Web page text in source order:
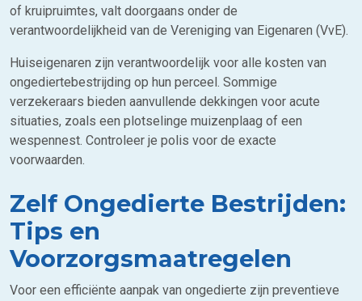
of kruipruimtes, valt doorgaans onder de
verantwoordelijkheid van de Vereniging van Eigenaren (VvE).
Huiseigenaren zijn verantwoordelijk voor alle kosten van
ongediertebestrijding op hun perceel. Sommige
verzekeraars bieden aanvullende dekkingen voor acute
situaties, zoals een plotselinge muizenplaag of een
wespennest. Controleer je polis voor de exacte
voorwaarden.
Zelf Ongedierte Bestrijden:
Tips en
Voorzorgsmaatregelen
Voor een efficiënte aanpak van ongedierte zijn preventieve